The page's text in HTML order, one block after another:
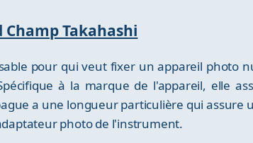
Champ Takahashi
pour qui veut fixer un appareil photo
à la marque de l'appareil, elle
a une longueur particulière qui assure
photo de l'instrument.